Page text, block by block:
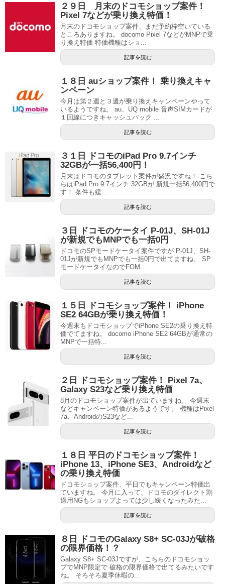
２９日 月末のドコモショップ案件！
Pixel 7などが乗り換え特価！
月末のドコモショップ案件、まだ予約枠空いている
ところありますね。 docomo Pixel 7などがMNPで乗
り換え特価 特価機種はショ...
記事を読む
１８日 auショップ案件！ 乗り換えキャ
ンペーン
今月は第２週と３週が乗り換えキャンペーンやって
いるようですね。 au、UQ mobile 音声SIMカードが
１回線につきキャッシュバック ...
記事を読む
３１日 ドコモのiPad Pro 9.7インチ
32GBが一括56,400円！
月末はドコモのタブレット案件が盛況ですね！ こち
らはiPad Pro 9.7インチ 32GBが 新規一括56,400円で
す！ 条件も緩...
記事を読む
３日 ドコモのケータイ P-01J、SH-01J
が新規でもMNPでも一括0円
ドコモのSPモードケータイ案件ですが P-01J、SH-
01Jが新規でもMNPでも一括0円で出てますね。 SP
モードケータイなのでFOM...
記事を読む
１５日 ドコモショップ案件！ iPhone
SE2 64GBが乗り換え特価！
今週末もドコモショップでiPhone SE2の乗り換え特
価でてますね。 docomo iPhone SE2 64GBが通常の
MNPで一括特...
記事を読む
２日 ドコモショップ案件！ Pixel 7a、
Galaxy S23など乗り換え特価
8月のドコモショップ案件が出ていますね。 今週末
などキャンペーン特価があるようです。 機種はPixel
7a、AndroidのS23など...
記事を読む
１８日 平日のドコモショップ案件！
iPhone 13、iPhone SE3、Androidなど
の乗り換え特価
ドコモショップ案件、平日でもキャンペーン特価出
ていますね。 今月に入って、ドコモのダイレクト割
適用NGもショップよっては少し緩くなったみた...
記事を読む
８日 ドコモのGalaxy S8+ SC-03Jが破格
の限界価格！？
Galaxy S8+ SC-03Jですが、こちらのドコモショッ
プでMNP限定で 破格の限界価格で出てるみたいです
ね。 そろそろ夏季休暇の...